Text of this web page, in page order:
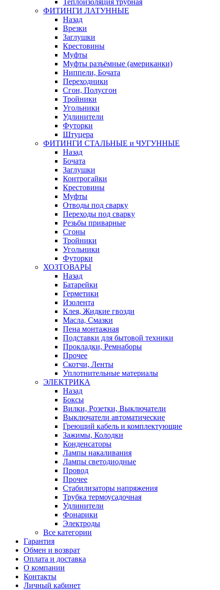
ФИТИНГИ ЛАТУННЫЕ
Назад
Врезки
Заглушки
Крестовины
Муфты
Муфты разъёмные (американки)
Ниппели, Бочата
Переходники
Сгон, Полусгон
Тройники
Угольники
Удлинители
Футорки
Штуцера
ФИТИНГИ СТАЛЬНЫЕ и ЧУГУННЫЕ
Назад
Бочата
Заглушки
Контрогайки
Крестовины
Муфты
Отводы под сварку
Переходы под сварку
Резьбы приварные
Сгоны
Тройники
Угольники
Футорки
ХОЗТОВАРЫ
Назад
Батарейки
Герметики
Изолента
Клея, Жидкие гвозди
Масла, Смазки
Пена монтажная
Подставки для бытовой техники
Прокладки, Ремнаборы
Прочее
Скотчи, Ленты
Уплотнительные материалы
ЭЛЕКТРИКА
Назад
Боксы
Вилки, Розетки, Выключатели
Выключатели автоматические
Греющий кабель и комплектующие
Зажимы, Колодки
Конденсаторы
Лампы накаливания
Лампы светодиодные
Провод
Прочее
Стабилизаторы напряжения
Трубка термоусадочная
Удлинители
Фонарики
Электроды
Все категории
Гарантия
Обмен и возврат
Оплата и доставка
О компании
Контакты
Личный кабинет